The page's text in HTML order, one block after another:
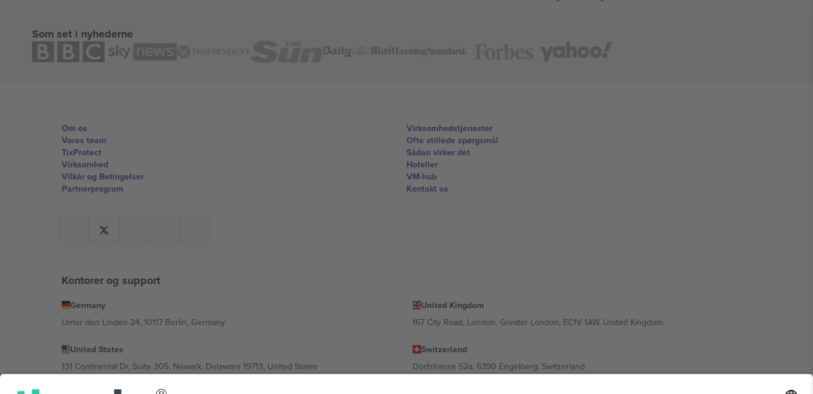
Som set i nyhederne
Om os
Vores team
TixProtect
Virksomhed
Vilkår og Betingelser
Partnerprogram
Virksomhedstjenester
Ofte stillede spørgsmål
Sådan virker det
Hoteller
VM-hub
Kontakt os
Kontorer og support
Germany
Unter den Linden 24, 10117 Berlin, Germany
United Kingdom
167 City Road, London, Greater London, EC1V 1AW, United Kingdom
United States
131 Continental Dr, Suite 305, Newark, Delaware 19713, United States
Switzerland
Dorfstrasse 52a, 6390 Engelberg, Switzerland